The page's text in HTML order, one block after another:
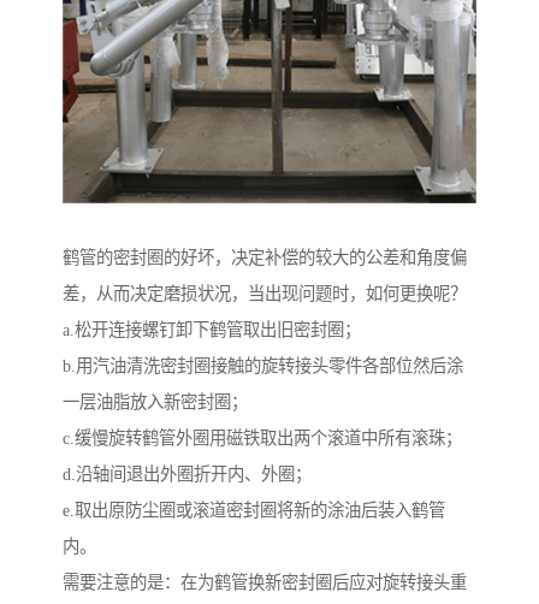
鹤管的密封圈的好坏，决定补偿的较大的公差和角度偏
差，从而决定磨损状况，当出现问题时，如何更换呢？
a.松开连接螺钉卸下鹤管取出旧密封圈；
b.用汽油清洗密封圈接触的旋转接头零件各部位然后涂
一层油脂放入新密封圈；
c.缓慢旋转鹤管外圈用磁铁取出两个滚道中所有滚珠；
d.沿轴间退出外圈折开内、外圈；
e.取出原防尘圈或滚道密封圈将新的涂油后装入鹤管
内。
需要注意的是：在为鹤管换新密封圈后应对旋转接头重